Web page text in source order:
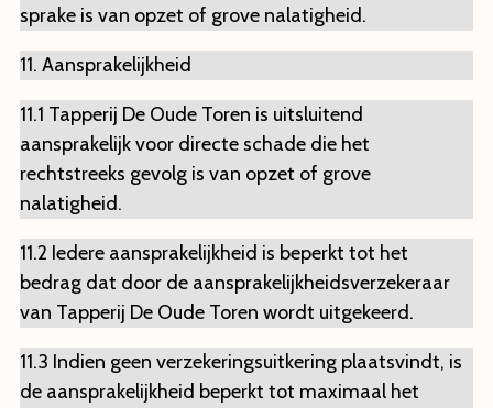
sprake is van opzet of grove nalatigheid.
11. Aansprakelijkheid
11.1 Tapperij De Oude Toren is uitsluitend
aansprakelijk voor directe schade die het
rechtstreeks gevolg is van opzet of grove
nalatigheid.
11.2 Iedere aansprakelijkheid is beperkt tot het
bedrag dat door de aansprakelijkheidsverzekeraar
van Tapperij De Oude Toren wordt uitgekeerd.
11.3 Indien geen verzekeringsuitkering plaatsvindt, is
de aansprakelijkheid beperkt tot maximaal het